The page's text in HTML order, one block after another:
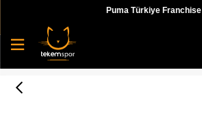
Puma Türkiye Franchise